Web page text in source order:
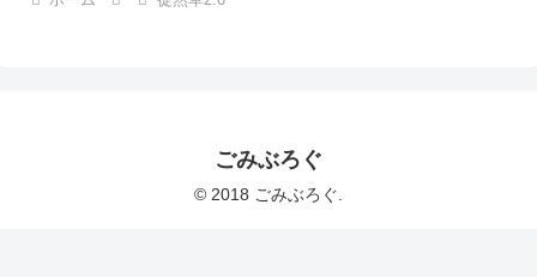
ごみぶろぐ
© 2018 ごみぶろぐ.